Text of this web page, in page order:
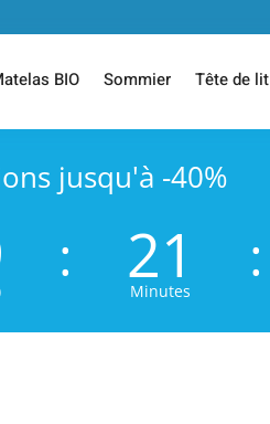
BIO Sommier Tête de lit
jusqu'à -40%
: 21
Minutes :